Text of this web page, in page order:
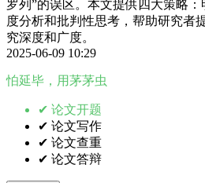
罗列”的误区。本文提供四大策略
度分析和批判性思考，帮助研究者
究深度和广度。
2025-06-09 10:29
怕延毕，用茅茅虫
✔ 论文开题
✔ 论文写作
✔ 论文查重
✔ 论文答辩